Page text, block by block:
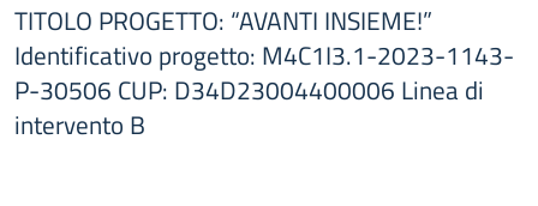
TITOLO PROGETTO: “AVANTI INSIEME!”
Identificativo progetto: M4C1I3.1-2023-1143-
P-30506 CUP: D34D23004400006 Linea di
intervento B